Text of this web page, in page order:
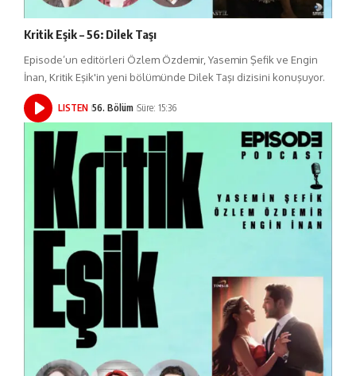
Kritik Eşik – 56: Dilek Taşı
Episode’un editörleri Özlem Özdemir, Yasemin Şefik ve Engin
İnan, Kritik Eşik'in yeni bölümünde Dilek Taşı dizisini konuşuyor.
LISTEN 56. Bölüm Süre: 15:36